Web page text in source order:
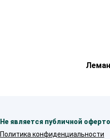
Не является публичной
Политика конфиденциальности